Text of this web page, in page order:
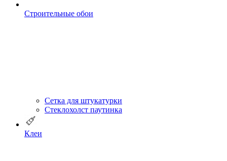
Строительные обои
Сетка для штукатурки
Стеклохолст паутинка
Клеи